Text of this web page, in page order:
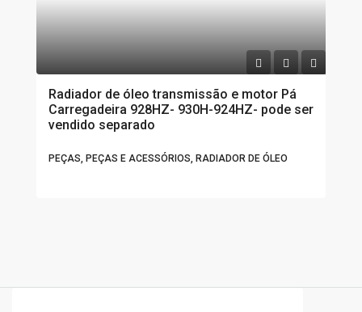
Radiador de óleo transmissão e motor Pá
Carregadeira 928HZ- 930H-924HZ- pode ser
vendido separado
PEÇAS, PEÇAS E ACESSÓRIOS, RADIADOR DE ÓLEO